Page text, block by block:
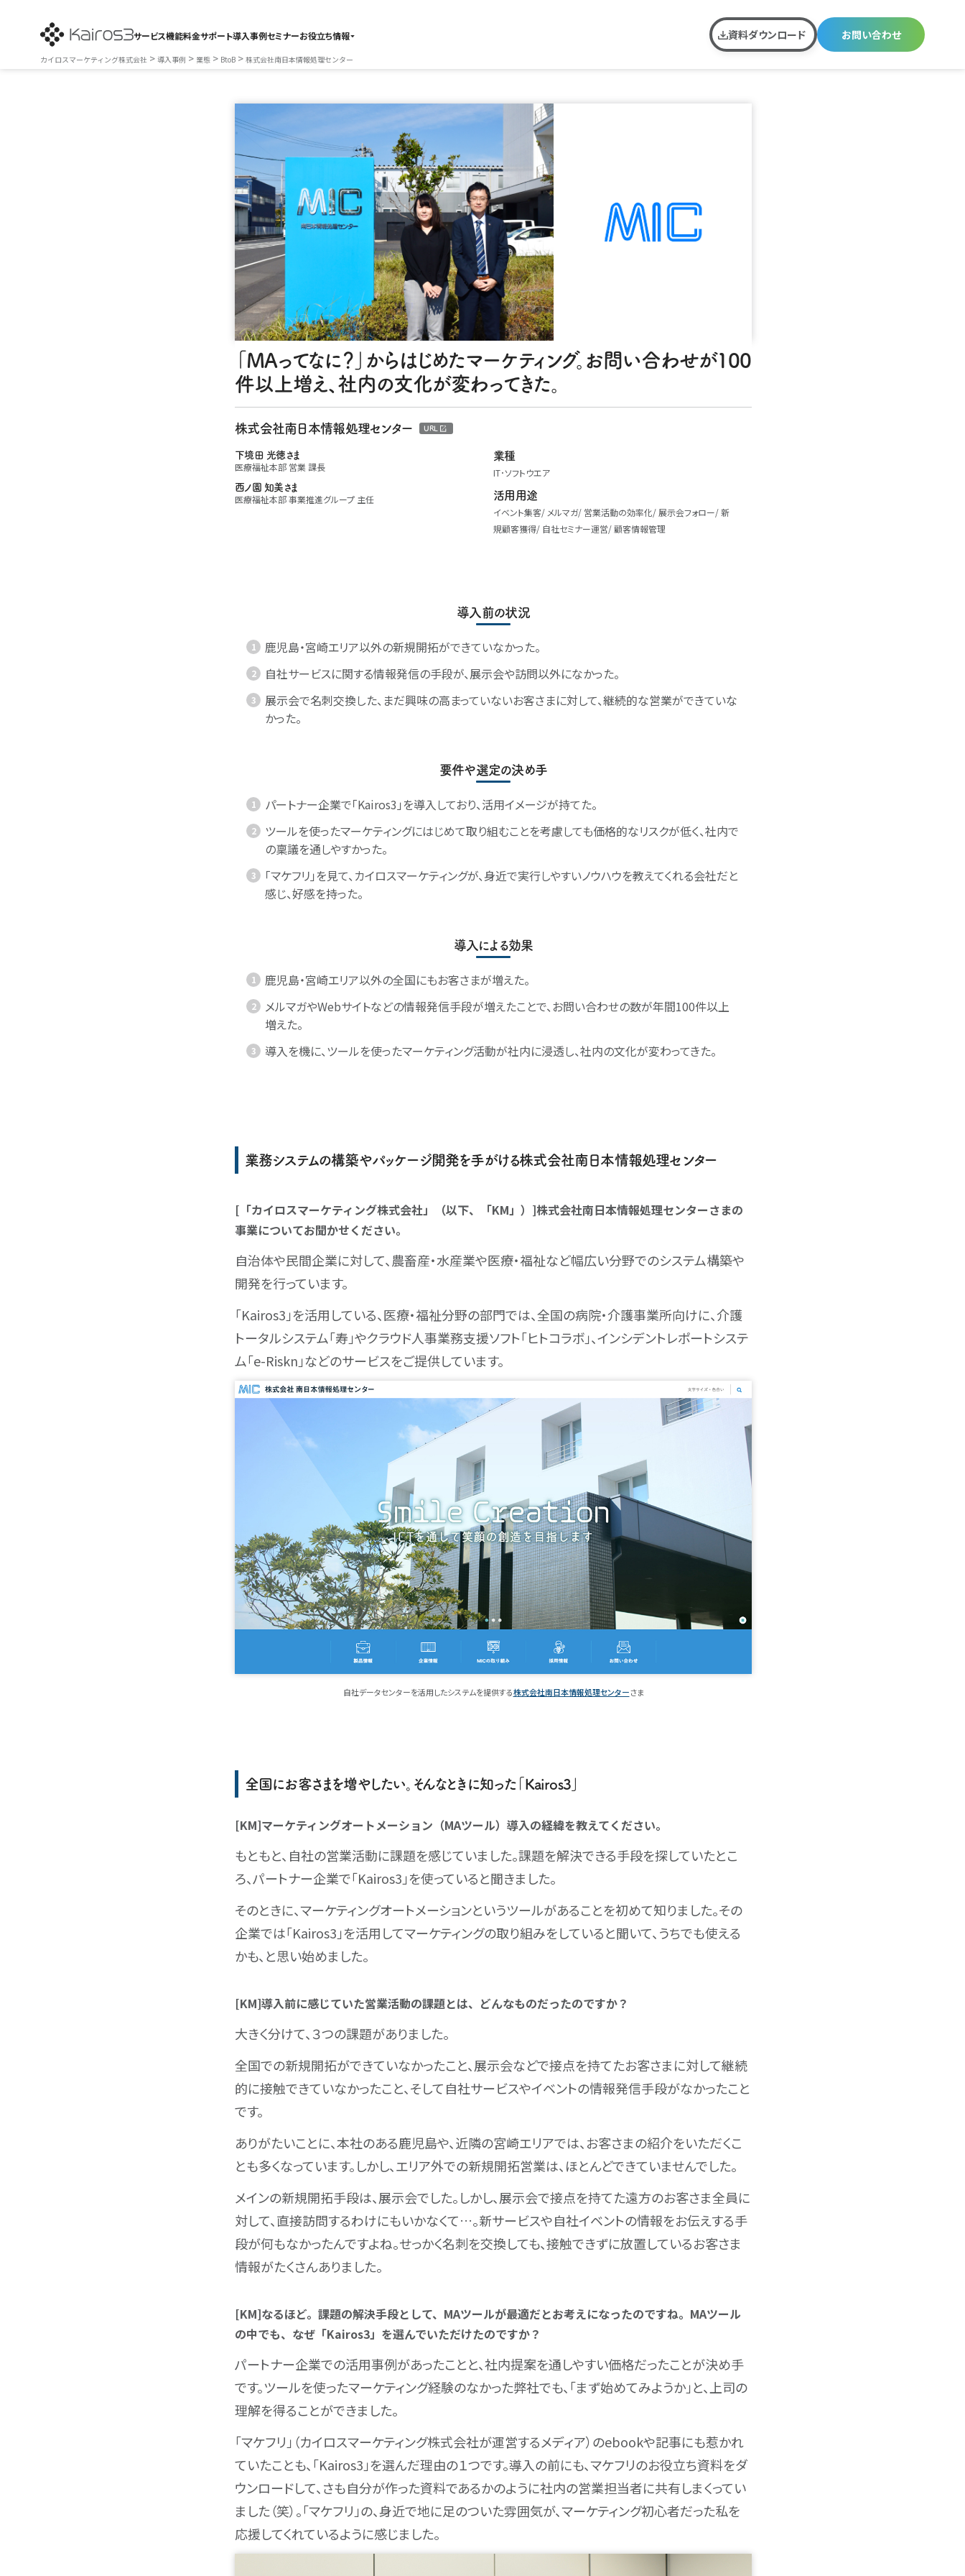
サービス機能料金サポート導入事例セミナーお役立ち情報 資料ダウンロード お問い合わせ
カイロスマーケティング株式会社 > 導入事例 > 業態 > BtoB > 株式会社南日本情報処理センター
「MAってなに？」からはじめたマーケティング。お問い合わせが100
件以上増え、社内の文化が変わってきた。
株式会社南日本情報処理センター URL
下境田 光徳さま
医療福祉本部 営業 課長
西ノ園 知美さま
医療福祉本部 事業推進グループ 主任
業種
IT･ソフトウエア
活用用途
イベント集客 メルマガ 営業活動の効率化 展示会フォロー 新
規顧客獲得 自社セミナー運営 顧客情報管理
導入前の状況
鹿児島・宮崎エリア以外の新規開拓ができていなかった。
自社サービスに関する情報発信の手段が、展示会や訪問以外になかった。
展示会で名刺交換した、まだ興味の高まっていないお客さまに対して、継続的な営業ができていな
かった。
要件や選定の決め手
パートナー企業で「Kairos3」を導入しており、活用イメージが持てた。
ツールを使ったマーケティングにはじめて取り組むことを考慮しても価格的なリスクが低く、社内で
の稟議を通しやすかった。
「マケフリ」を見て、カイロスマーケティングが、身近で実行しやすいノウハウを教えてくれる会社だと
感じ、好感を持った。
導入による効果
鹿児島・宮崎エリア以外の全国にもお客さまが増えた。
メルマガやWebサイトなどの情報発信手段が増えたことで、お問い合わせの数が年間100件以上
増えた。
導入を機に、ツールを使ったマーケティング活動が社内に浸透し、社内の文化が変わってきた。
業務システムの構築やパッケージ開発を手がける株式会社南日本情報処理センター
[「カイロスマーケティング株式会社」（以下、「KM」）]株式会社南日本情報処理センターさまの
事業についてお聞かせください。
自治体や民間企業に対して、農畜産・水産業や医療・福祉など幅広い分野でのシステム構築や
開発を行っています。
「Kairos3」を活用している、医療・福祉分野の部門では、全国の病院・介護事業所向けに、介護
トータルシステム「寿」やクラウド人事業務支援ソフト「ヒトコラボ」、インシデントレポートシステ
ム「e-Riskn」などのサービスをご提供しています。
自社データセンターを活用したシステムを提供する株式会社南日本情報処理センターさま
全国にお客さまを増やしたい。そんなときに知った「Kairos3」
[KM]マーケティングオートメーション（MAツール）導入の経緯を教えてください。
もともと、自社の営業活動に課題を感じていました。課題を解決できる手段を探していたとこ
ろ、パートナー企業で「Kairos3」を使っていると聞きました。
そのときに、マーケティングオートメーションというツールがあることを初めて知りました。その
企業では「Kairos3」を活用してマーケティングの取り組みをしていると聞いて、うちでも使える
かも、と思い始めました。
[KM]導入前に感じていた営業活動の課題とは、どんなものだったのですか？
大きく分けて、３つの課題がありました。
全国での新規開拓ができていなかったこと、展示会などで接点を持てたお客さまに対して継続
的に接触できていなかったこと、そして自社サービスやイベントの情報発信手段がなかったこと
です。
ありがたいことに、本社のある鹿児島や、近隣の宮崎エリアでは、お客さまの紹介をいただくこ
とも多くなっています。しかし、エリア外での新規開拓営業は、ほとんどできていませんでした。
メインの新規開拓手段は、展示会でした。しかし、展示会で接点を持てた遠方のお客さま全員に
対して、直接訪問するわけにもいかなくて…。新サービスや自社イベントの情報をお伝えする手
段が何もなかったんですよね。せっかく名刺を交換しても、接触できずに放置しているお客さま
情報がたくさんありました。
[KM]なるほど。課題の解決手段として、MAツールが最適だとお考えになったのですね。MAツール
の中でも、なぜ「Kairos3」を選んでいただけたのですか？
パートナー企業での活用事例があったことと、社内提案を通しやすい価格だったことが決め手
です。ツールを使ったマーケティング経験のなかった弊社でも、「まず始めてみようか」と、上司の
理解を得ることができました。
「マケフリ 」（カイロスマーケティング株式会社が運営するメディア）のebookや記事にも惹かれ
ていたことも、「Kairos3」を選んだ理由の１つです。導入の前にも、マケフリのお役立ち資料をダ
ウンロードして、さも自分が作った資料であるかのように社内の営業担当者に共有しまくってい
ました（笑）。「マケフリ」の、身近で地に足のついた雰囲気が、マーケティング初心者だった私を
応援してくれているように感じました。